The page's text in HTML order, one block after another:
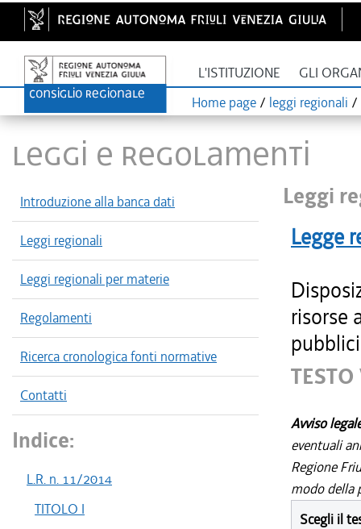
L'ISTITUZIONE GLI
Home page / leggi regionali /
LEGGI E REGOLAMENTI
Introduzione alla banca dati
Leggi regionali
Leggi regionali per materie
Regolamenti
Ricerca cronologica fonti normative
Contatti
Indice:
L.R. n. 11/2014
TITOLO I
Leggi
Legge
risorse
Avviso
eventuali
Regione
modo della
Scegli il